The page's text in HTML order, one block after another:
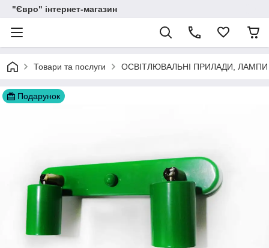
"Євро" інтернет-магазин
Товари та послуги ОСВІТЛЮВАЛЬНІ ПРИЛАДИ,
Подарунок